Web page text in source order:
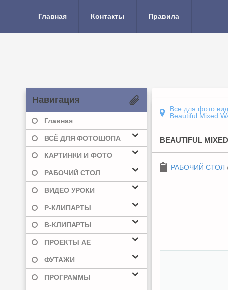
Главная Контакты Правила
Навигация
Главная
ВСЁ ДЛЯ ФОТОШОПА
КАРТИНКИ И ФОТО
РАБОЧИЙ СТОЛ
ВИДЕО УРОКИ
Р-КЛИПАРТЫ
В-КЛИПАРТЫ
ПРОЕКТЫ AE
ФУТАЖИ
ПРОГРАММЫ
Все для фото
Beautiful Mixed
BEAUTIFUL
РАБОЧИЙ СТОЛ /